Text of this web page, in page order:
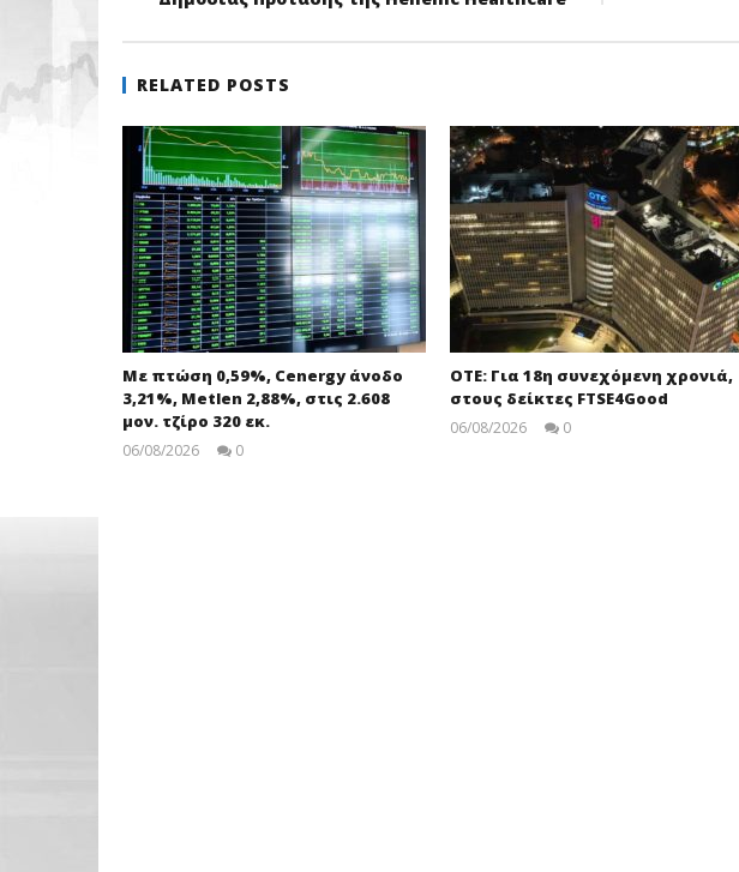
RELATED POSTS
Με πτώση 0,59%, Cenergy άνοδο
3,21%, Metlen 2,88%, στις 2.608
μον. τζίρο 320 εκ.
06/08/2026
0
ΟΤΕ: Για 18η συνεχόμενη χρονιά,
στους δείκτες FTSE4Good
06/08/2026
0